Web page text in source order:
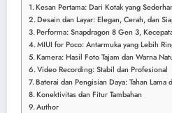
Kesan Pertama: Dari Kotak yang
Desain dan Layar: Elegan, Cerah, dan
Performa: Snapdragon 8 Gen 3,
MIUI for Poco: Antarmuka yang Lebih
Kamera: Hasil Foto Tajam dan Warna
Video Recording: Stabil dan Profesional
Baterai dan Pengisian Daya: Tahan Lama
Konektivitas dan Fitur Tambahan
Author